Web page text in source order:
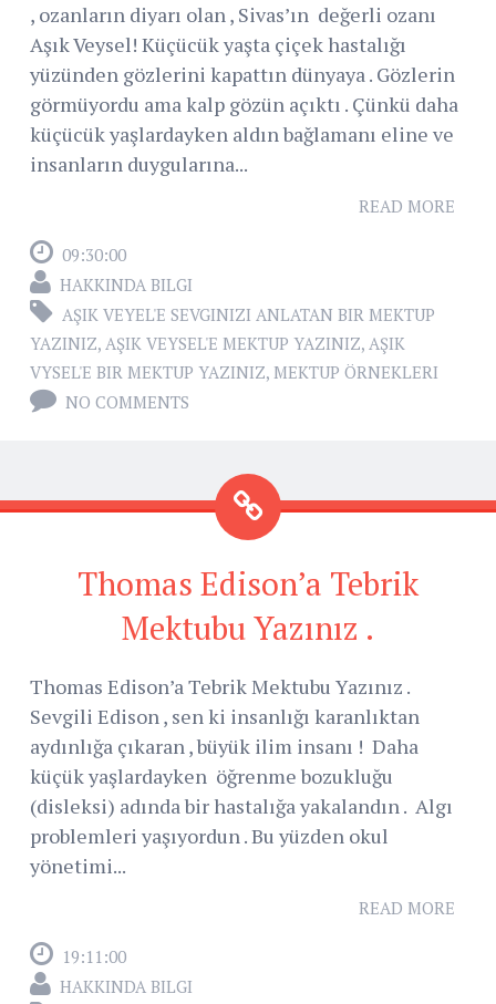
, ozanların diyarı olan , Sivas’ın değerli ozanı
Aşık Veysel! Küçücük yaşta çiçek hastalığı
yüzünden gözlerini kapattın dünyaya . Gözlerin
görmüyordu ama kalp gözün açıktı . Çünkü daha
küçücük yaşlardayken aldın bağlamanı eline ve
insanların duygularına...
READ MORE
09:30:00
HAKKINDA BILGI
AŞIK VEYEL'E SEVGINIZI ANLATAN BIR MEKTUP
YAZINIZ, AŞIK VEYSEL'E MEKTUP YAZINIZ, AŞIK
VYSEL'E BIR MEKTUP YAZINIZ, MEKTUP ÖRNEKLERI
NO COMMENTS
Thomas Edison’a Tebrik
Mektubu Yazınız .
Thomas Edison’a Tebrik Mektubu Yazınız .
Sevgili Edison , sen ki insanlığı karanlıktan
aydınlığa çıkaran , büyük ilim insanı ! Daha
küçük yaşlardayken öğrenme bozukluğu
(disleksi) adında bir hastalığa yakalandın . Algı
problemleri yaşıyordun . Bu yüzden okul
yönetimi...
READ MORE
19:11:00
HAKKINDA BILGI